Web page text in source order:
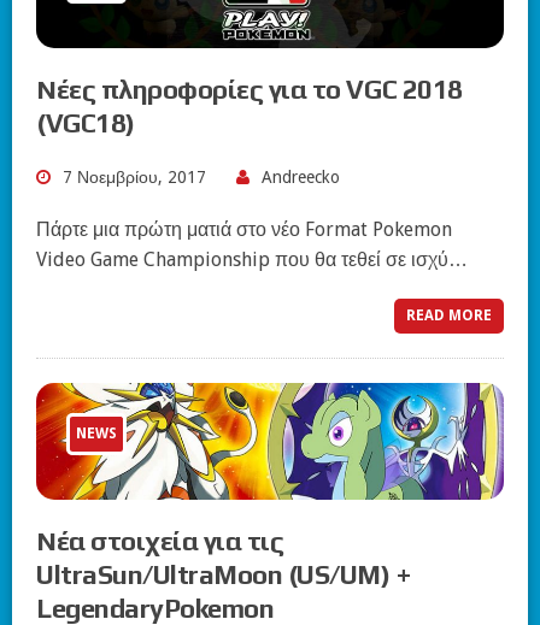
Νέες πληροφορίες για το VGC 2018
(VGC18)
7 Νοεμβρίου, 2017 Andreecko
Πάρτε μια πρώτη ματιά στο νέο Format Pokemon
Video Game Championship που θα τεθεί σε ισχύ…
READ MORE
NEWS
Νέα στοιχεία για τις
UltraSun/UltraMoon (US/UM) +
LegendaryPokemon